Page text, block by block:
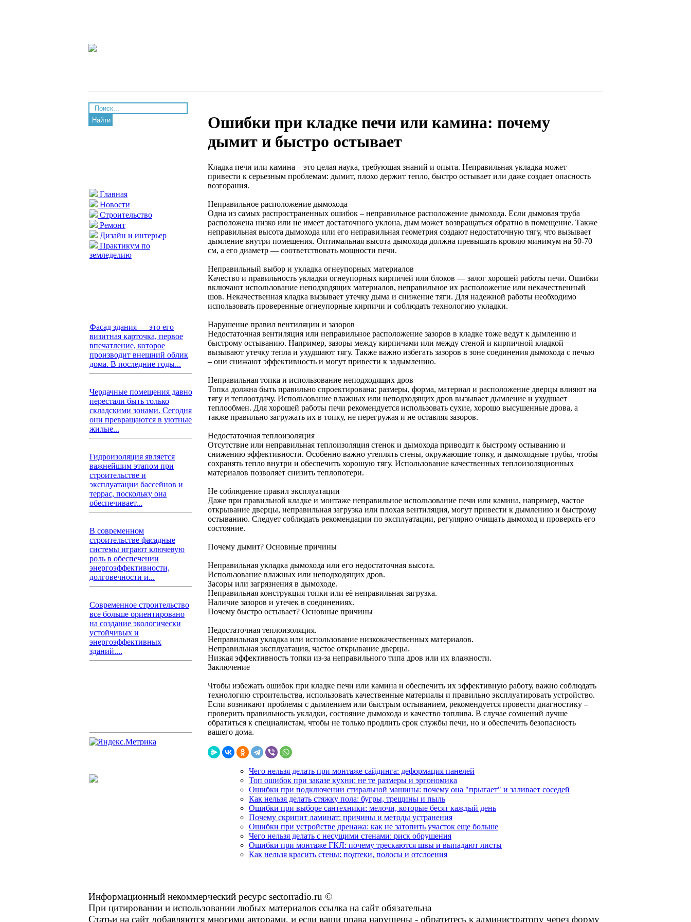
Найти
Главная
Новости
Строительство
Ремонт
Дизайн и интерьер
Практикум по
земледелию
Фасад здания — это его
визитная карточка, первое
впечатление, которое
производит внешний облик
дома. В последние годы...
Чердачные помещения давно
перестали быть только
складскими зонами. Сегодня
они превращаются в уютные
жилые...
Гидроизоляция является
важнейшим этапом при
строительстве и
эксплуатации бассейнов и
террас, поскольку она
обеспечивает...
В современном
строительстве фасадные
системы играют ключевую
роль в обеспечении
энергоэффективности,
долговечности и...
Современное строительство
все больше ориентировано
на создание экологически
устойчивых и
энергоэффективных
зданий....
Ошибки при кладке печи или камина: почему
дымит и быстро остывает
Кладка печи или камина – это целая наука, требующая знаний и опыта. Неправильная укладка может
привести к серьезным проблемам: дымит, плохо держит тепло, быстро остывает или даже создает опасность
возгорания.
Неправильное расположение дымохода
Одна из самых распространенных ошибок – неправильное расположение дымохода. Если дымовая труба
расположена низко или не имеет достаточного уклона, дым может возвращаться обратно в помещение. Также
неправильная высота дымохода или его неправильная геометрия создают недостаточную тягу, что вызывает
дымление внутри помещения. Оптимальная высота дымохода должна превышать кровлю минимум на 50-70
см, а его диаметр — соответствовать мощности печи.
Неправильный выбор и укладка огнеупорных материалов
Качество и правильность укладки огнеупорных кирпичей или блоков — залог хорошей работы печи. Ошибки
включают использование неподходящих материалов, неправильное их расположение или некачественный
шов. Некачественная кладка вызывает утечку дыма и снижение тяги. Для надежной работы необходимо
использовать проверенные огнеупорные кирпичи и соблюдать технологию укладки.
Нарушение правил вентиляции и зазоров
Недостаточная вентиляция или неправильное расположение зазоров в кладке тоже ведут к дымлению и
быстрому остыванию. Например, зазоры между кирпичами или между стеной и кирпичной кладкой
вызывают утечку тепла и ухудшают тягу. Также важно избегать зазоров в зоне соединения дымохода с печью
– они снижают эффективность и могут привести к задымлению.
Неправильная топка и использование неподходящих дров
Топка должна быть правильно спроектирована: размеры, форма, материал и расположение дверцы влияют на
тягу и теплоотдачу. Использование влажных или неподходящих дров вызывает дымление и ухудшает
теплообмен. Для хорошей работы печи рекомендуется использовать сухие, хорошо высушенные дрова, а
также правильно загружать их в топку, не перегружая и не оставляя зазоров.
Недостаточная теплоизоляция
Отсутствие или неправильная теплоизоляция стенок и дымохода приводит к быстрому остыванию и
снижению эффективности. Особенно важно утеплять стены, окружающие топку, и дымоходные трубы, чтобы
сохранять тепло внутри и обеспечить хорошую тягу. Использование качественных теплоизоляционных
материалов позволяет снизить теплопотери.
Не соблюдение правил эксплуатации
Даже при правильной кладке и монтаже неправильное использование печи или камина, например, частое
открывание дверцы, неправильная загрузка или плохая вентиляция, могут привести к дымлению и быстрому
остыванию. Следует соблюдать рекомендации по эксплуатации, регулярно очищать дымоход и проверять его
состояние.
Почему дымит? Основные причины
Неправильная укладка дымохода или его недостаточная высота.
Использование влажных или неподходящих дров.
Засоры или загрязнения в дымоходе.
Неправильная конструкция топки или её неправильная загрузка.
Наличие зазоров и утечек в соединениях.
Почему быстро остывает? Основные причины
Недостаточная теплоизоляция.
Неправильная укладка или использование низкокачественных материалов.
Неправильная эксплуатация, частое открывание дверцы.
Низкая эффективность топки из-за неправильного типа дров или их влажности.
Заключение
Чтобы избежать ошибок при кладке печи или камина и обеспечить их эффективную работу, важно соблюдать
технологию строительства, использовать качественные материалы и правильно эксплуатировать устройство.
Если возникают проблемы с дымлением или быстрым остыванием, рекомендуется провести диагностику –
проверить правильность укладки, состояние дымохода и качество топлива. В случае сомнений лучше
обратиться к специалистам, чтобы не только продлить срок службы печи, но и обеспечить безопасность
вашего дома.
Чего нельзя делать при монтаже сайдинга: деформация панелей
Топ ошибок при заказе кухни: не те размеры и эргономика
Ошибки при подключении стиральной машины: почему она "прыгает" и заливает соседей
Как нельзя делать стяжку пола: бугры, трещины и пыль
Ошибки при выборе сантехники: мелочи, которые бесят каждый день
Почему скрипит ламинат: причины и методы устранения
Ошибки при устройстве дренажа: как не затопить участок еще больше
Чего нельзя делать с несущими стенами: риск обрушения
Ошибки при монтаже ГКЛ: почему трескаются швы и выпадают листы
Как нельзя красить стены: подтеки, полосы и отслоения
Информационный некоммерческий ресурс sectorradio.ru ©
При цитировании и использовании любых материалов ссылка на сайт обязательна
Статьи на сайт добавляются многими авторами, и если ваши права нарушены - обратитесь к администратору через форму